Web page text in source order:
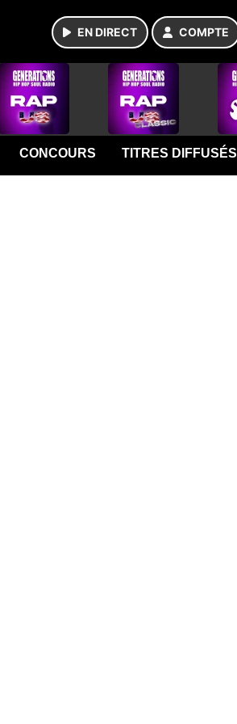
EN DIRECT COMPTE
CONCOURS TITRES DIFFUSÉS